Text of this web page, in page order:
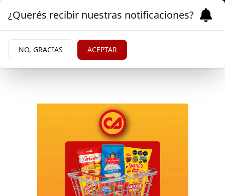
¿Querés recibir nuestras notificaciones?
NO, GRACIAS ACEPTAR